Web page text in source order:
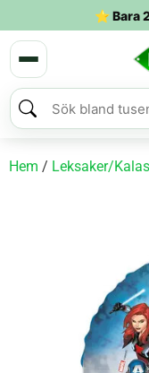
⭐ Bara
Hem / Leksaker/